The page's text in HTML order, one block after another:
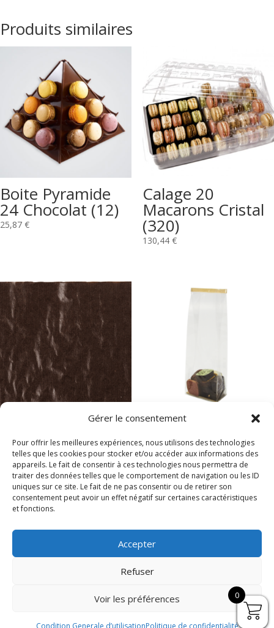
Gérer le consentement
Pour offrir les meilleures expériences, nous utilisons des technologies
telles que les cookies pour stocker et/ou accéder aux informations des
appareils. Le fait de consentir à ces technologies nous permettra de
traiter des données telles que le comportement de navigation ou les ID
uniques sur ce site. Le fait de ne pas consentir ou de retirer son
consentement peut avoir un effet négatif sur certaines caractéristiques
et fonctions.
Accepter
Refuser
Voir les préférences
Condition Generale d’utilisationPolitique de confidentialité
Produits similaires
Boite Pyramide
24 Chocolat (12)
25,87 €
Calage 20
Macarons Cristal
(320)
130,44 €
Intercalaires
250gr (100)
11,00€
APT Sachets
70x40x220 mm
(3000)
341,73€
Condition Générale d’utilisation
0